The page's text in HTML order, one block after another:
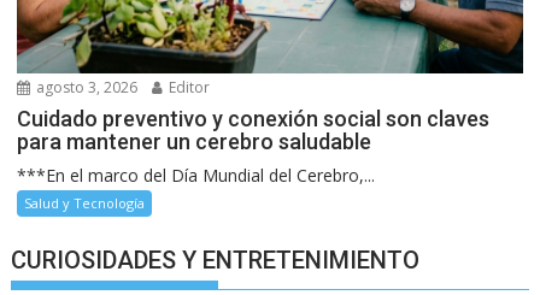
agosto 3, 2026 Editor
Cuidado preventivo y conexión social son claves
para mantener un cerebro saludable
***En el marco del Día Mundial del Cerebro,...
Salud y Tecnología
CURIOSIDADES Y ENTRETENIMIENTO